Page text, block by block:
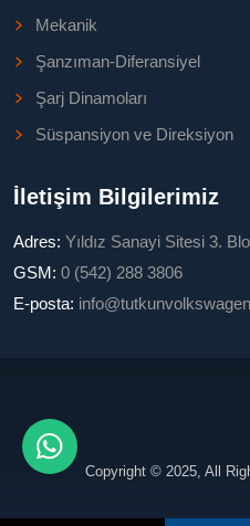
Mekanik
Şanzıman-Diferansiyel
Şarj Dinamoları
Süspansiyon ve Direksiyon
İletişim Bilgilerimiz
Adres: Yıldız Sanayi Sitesi 3.
GSM: 0 (542) 288 3806
E-posta:
Copyright © 2025, All